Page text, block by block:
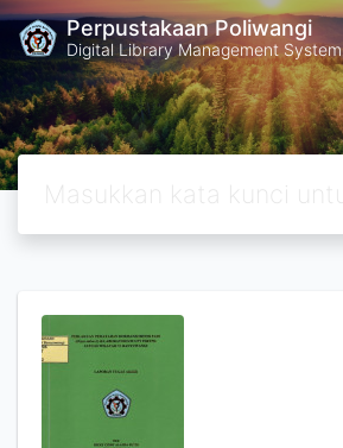
Perpustakaan Poliwangi
Digital Library Management System